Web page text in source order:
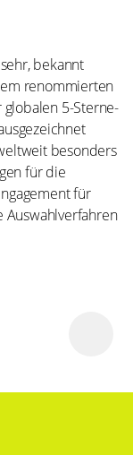
bekannt
renommierten
globalen 5-Sterne-
besonders
für die
für
Auswahlverfahren